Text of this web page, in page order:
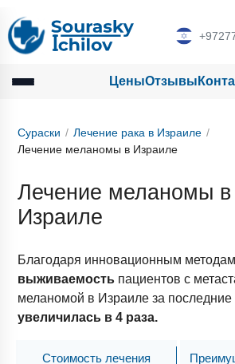
Цены Отзывы
Сураски
Лечение рака в Израиле
Лечение меланомы в Израиле
Лечение меланомы в
Израиле
Благодаря инновационным
выживаемость пациентов с
меланомой в Израиле за последние
увеличилась в 4 раза.
Стоимость лечения